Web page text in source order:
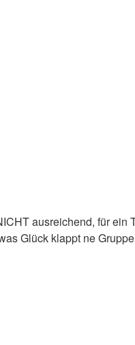
ausreichend, für ein
Glück klappt ne